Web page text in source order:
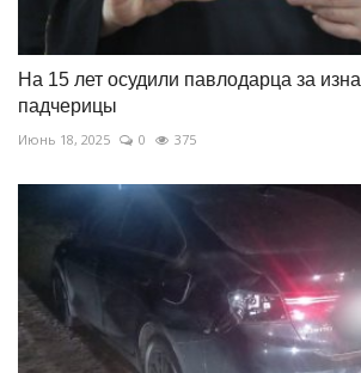
На 15 лет осудили павлодарца за
падчерицы
Июнь 18, 2025 0 375